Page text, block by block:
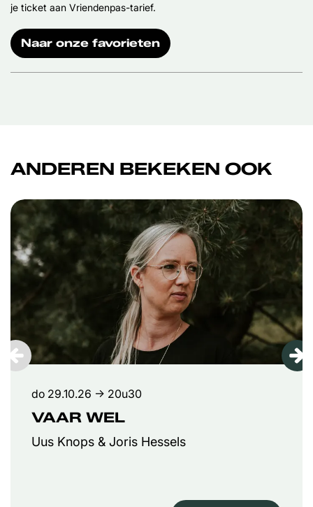
je ticket aan Vriendenpas-tarief.
Naar onze favorieten
ANDEREN BEKEKEN OOK
Overslaan
VAAR WEL
Uus Knops & Joris Hessels
do 29.10.26 → 20u30